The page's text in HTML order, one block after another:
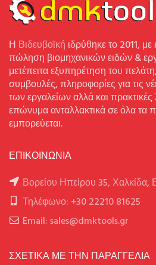
Η Βιδευβοϊκή ιδρύθηκε το 2011, με
πώληση βιομηχανικών ειδών &
μετέπειτα εξυπηρέτηση του
συμβουλές, πληροφορίες για τις
των εργαλείων αλλά και
επώνυμα ανταλλακτικά σε όλα τα
εμπορεύεται.
ΕΠΙΚΟΙΝΩΝΙΑ
Βορείου Ηπείρου 35, Χαλκίδα,
Τηλέφωνο: +30 22210 81625
Email: sales@dmktools.gr
ΣΧΕΤΙΚΑ ΜΕ ΤΗΝ ΠΑΡΑΓΓΕΛΙΑ